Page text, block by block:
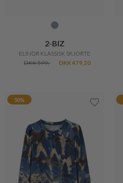
2-BIZ
ELINOR KLASSISK SKJORTE
DKK 599,-
DKK 479,20
50%